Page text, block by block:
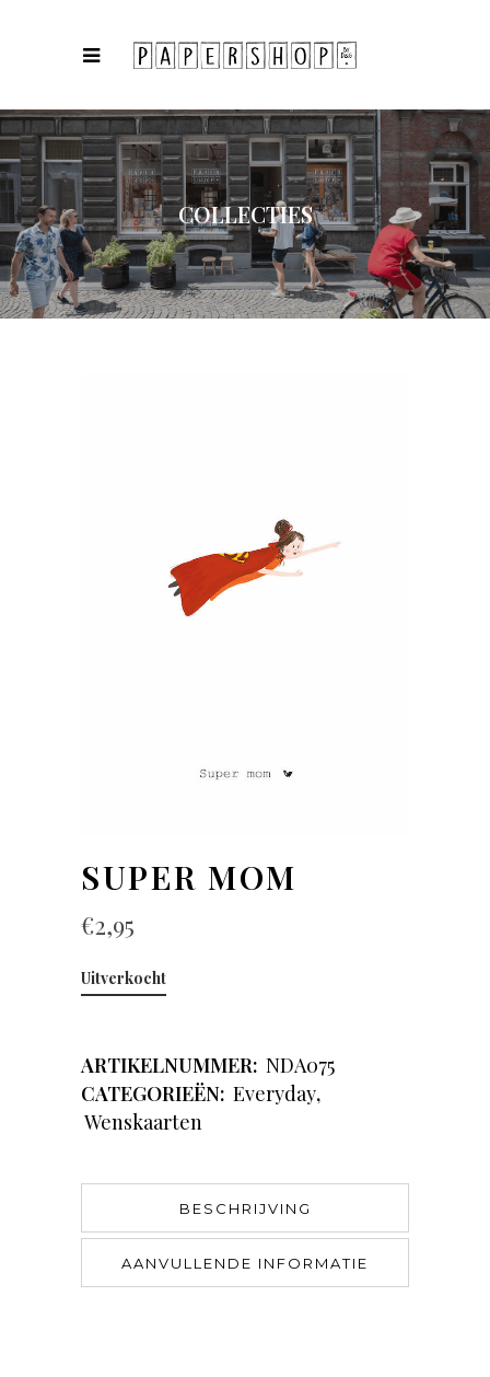
COLLECTIES
SUPER MOM
€2,95
Uitverkocht
ARTIKELNUMMER: NDA075
CATEGORIEËN: Everyday,
Wenskaarten
BESCHRIJVING
AANVULLENDE INFORMATIE